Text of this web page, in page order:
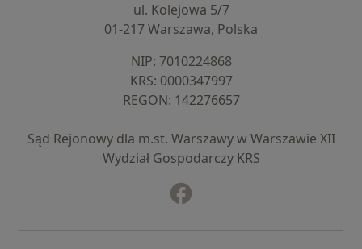
ul. Kolejowa 5/7
01-217 Warszawa, Polska
NIP: ⁠7010224868
KRS: ⁠0000347997
REGON: ⁠142276657
Sąd Rejonowy dla m.st. Warszawy w Warszawie XII
Wydział Gospodarczy KRS